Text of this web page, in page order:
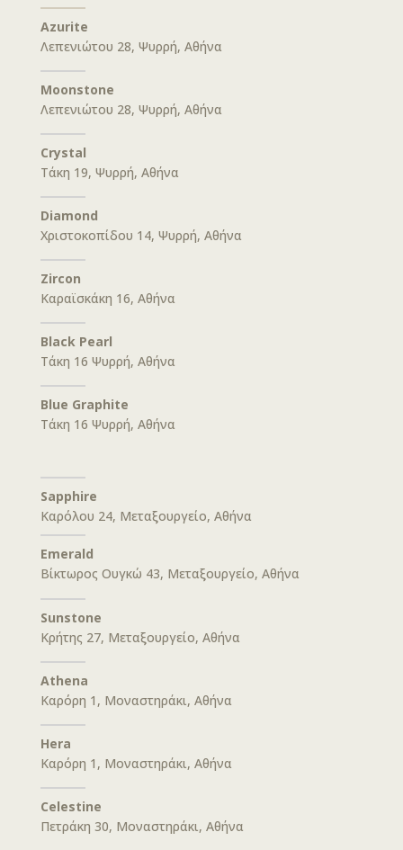
Azurite
Λεπενιώτου 28, Ψυρρή, Αθήνα
Moonstone
Λεπενιώτου 28, Ψυρρή, Αθήνα
Crystal
Τάκη 19, Ψυρρή, Αθήνα
Diamond
Χριστοκοπίδου 14, Ψυρρή, Αθήνα
Zircon
Καραϊσκάκη 16, Αθήνα
Black Pearl
Τάκη 16 Ψυρρή, Αθήνα
Blue Graphite
Τάκη 16 Ψυρρή, Αθήνα
Sapphire
Καρόλου 24, Μεταξουργείο, Αθήνα
Emerald
Βίκτωρος Ουγκώ 43, Μεταξουργείο, Αθήνα
Sunstone
Κρήτης 27, Μεταξουργείο, Αθήνα
Athena
Καρόρη 1, Μοναστηράκι, Αθήνα
Hera
Καρόρη 1, Μοναστηράκι, Αθήνα
Celestine
Πετράκη 30, Μοναστηράκι, Αθήνα